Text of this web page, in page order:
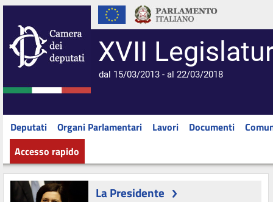
XVII
dal 15/03/2013 - al 22/03/2018
Deputati Organi Parlamentari Lavori Documenti
Accesso rapido
La Presidente